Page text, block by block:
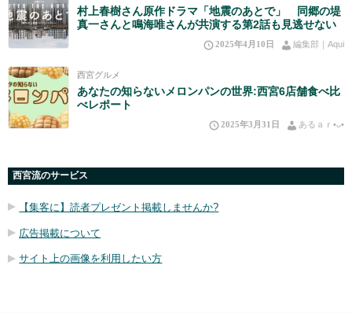
村上春樹さん原作ドラマ「地震のあとで」 同郷の堤
真一さんと鳴海唯さんが共演する第2話も見逃せない
2025年4月10日 編集部｜Aqui
西宮グルメ
あなたの知らないメロンパンの世界:西宮6店舗食べ比
べレポート
2025年3月31日 あるａｒ•⁠ᴗ⁠•⁠
西宮流のサービス
【集客に】読者プレゼント掲載しませんか?
広告掲載について
サイト上の画像を利用したい方